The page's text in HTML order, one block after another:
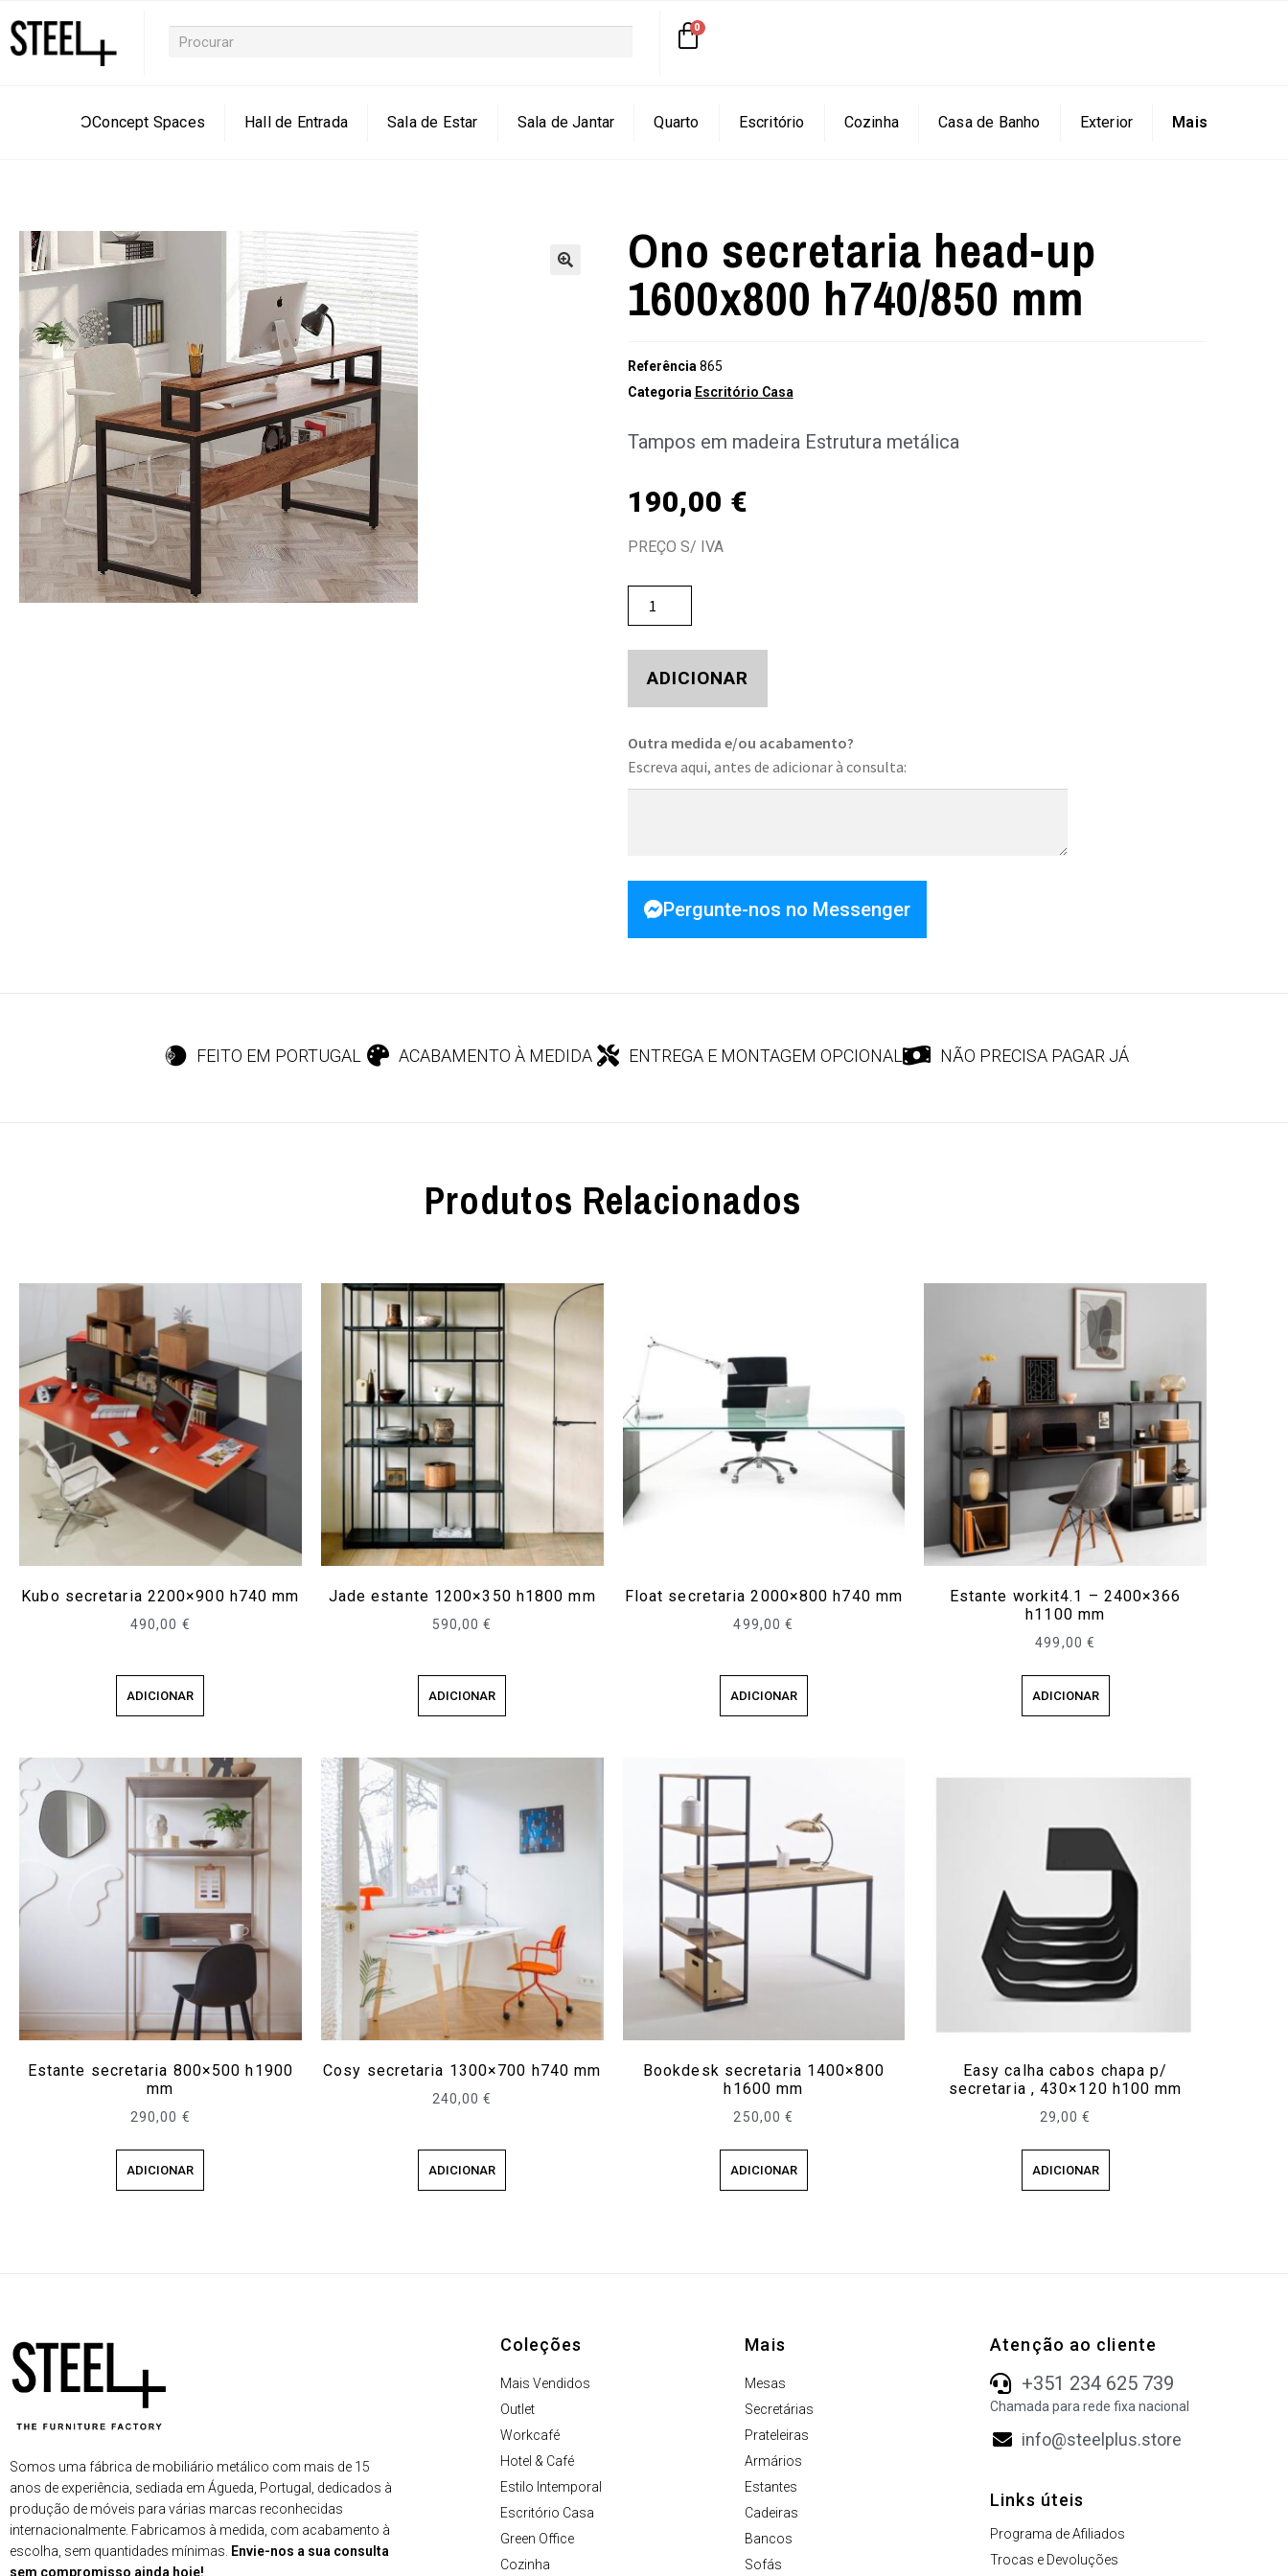
ƆConcept Spaces Hall de Entrada Sala de Estar Sala de Jantar Quarto Escritório Cozinha Casa de Banho Exterior Mais
Ono secretaria head-up
1600x800 h740/850 mm
Referência865
Categoria Escritório Casa
Tampos em madeira Estrutura metálica
190,00 €
PREÇO S/ IVA
ADICIONAR
Outra medida e/ou acabamento?
Escreva aqui, antes de adicionar à consulta:
Pergunte-nos no Messenger
FEITO EM PORTUGAL ACABAMENTO À MEDIDA ENTREGA E MONTAGEM OPCIONAL NÃO PRECISA PAGAR JÁ
Produtos Relacionados
Kubo secretaria 2200×900 h740 mm
490,00 €
ADICIONAR
Jade estante 1200×350 h1800 mm
590,00€
ADICIONAR
Float secretaria 2000×800 h740 mm
499,00€
ADICIONAR
Estante workit4.1 – 2400×366
h1100 mm
499,00 €
ADICIONAR
Estante secretaria 800×500 h1900
mm
290,00 €
ADICIONAR
Cosy secretaria 1300×700 h740 mm
240,00€
ADICIONAR
Bookdesk secretaria 1400×800
h1600 mm
250,00€
ADICIONAR
Easy calha cabos chapa p/
secretaria , 430×120 h100 mm
29,00€
ADICIONAR
Somos uma fábrica de mobiliário metálico com mais de 15
anos de experiência, sediada em Águeda, Portugal, dedicados à
produção de móveis para várias marcas reconhecidas
internacionalmente. Fabricamos à medida, com acabamento à
escolha, sem quantidades mínimas. Envie-nos a sua consulta
sem compromisso ainda hoje!
Coleções
Mais Vendidos
Outlet
Workcafé
Hotel & Café
Estilo Intemporal
Escritório Casa
Green Office
Cozinha
Mais
Mesas
Secretárias
Prateleiras
Armários
Estantes
Cadeiras
Bancos
Sofás
Atenção ao cliente
+351 234 625 739
Chamada para rede fixa nacional
info@steelplus.store
Links úteis
Programa de Afiliados
Trocas e Devoluções